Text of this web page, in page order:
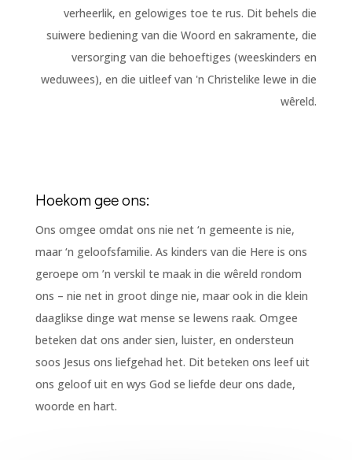
verheerlik, en gelowiges toe te rus. Dit behels die
suiwere bediening van die Woord en sakramente, die
versorging van die behoeftiges (weeskinders en
weduwees), en die uitleef van 'n Christelike lewe in die
wêreld.
Hoekom gee ons:
Ons omgee omdat ons nie net ‘n gemeente is nie,
maar ‘n geloofsfamilie. As kinders van die Here is ons
geroepe om ’n verskil te maak in die wêreld rondom
ons – nie net in groot dinge nie, maar ook in die klein
daaglikse dinge wat mense se lewens raak. Omgee
beteken dat ons ander sien, luister, en ondersteun
soos Jesus ons liefgehad het. Dit beteken ons leef uit
ons geloof uit en wys God se liefde deur ons dade,
woorde en hart.